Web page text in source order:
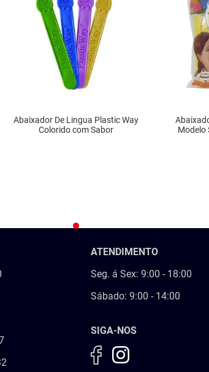
Abaixador De Lingua Plastic Way
Colorido com Sabor
Modelo
ATENDIMENTO
Seg. á Sex: 9:00 - 18:00
Sábado: 9:00 - 14:00
SIGA-NOS